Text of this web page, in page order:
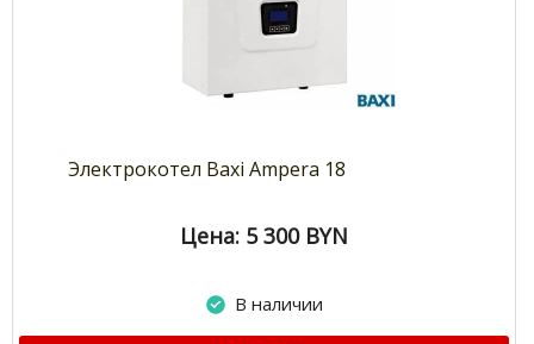
Электрокотел Baxi Ampera 18
Цена: 5 300 BYN
В наличии